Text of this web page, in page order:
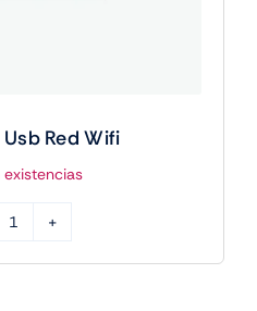
Red Wifi
existencias
Plotter